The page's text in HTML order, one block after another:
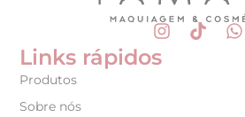
Links rápidos
Produtos
Sobre nós